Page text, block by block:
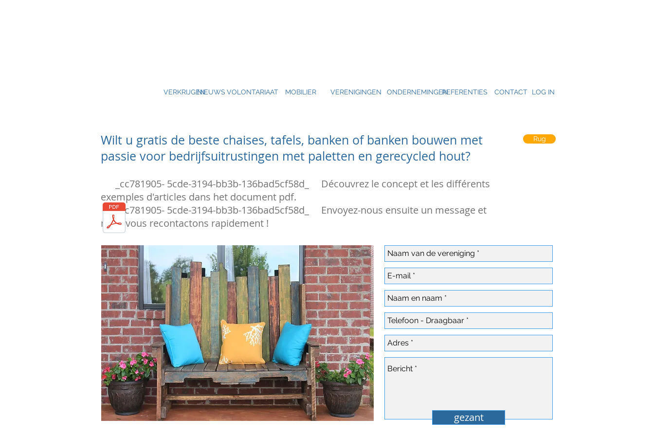
VERKRIJGEN VOLONTARIAAT
NIEUWS MOBILIER VERENIGINGEN ONDERNEMINGENREFERENTIES CONTACT LOG IN
Wilt u gratis de beste chaises, tafels, banken of banken bouwen met
passie voor bedrijfsuitrustingen met paletten en gerecycled hout?
_cc781905- 5cde-3194-bb3b-136bad5cf58d_ Découvrez le concept et les différents
exemples d'articles dans het document pdf.
_cc781905- 5cde-3194-bb3b-136bad5cf58d_ Envoyez-nous ensuite un message et
nous vous recontactons rapidement !
Rug
gezant